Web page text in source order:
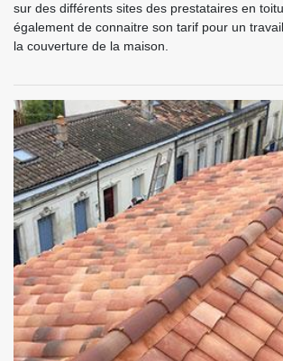
sur des différents sites des prestataires en
également de connaitre son tarif pour un
la couverture de la maison.